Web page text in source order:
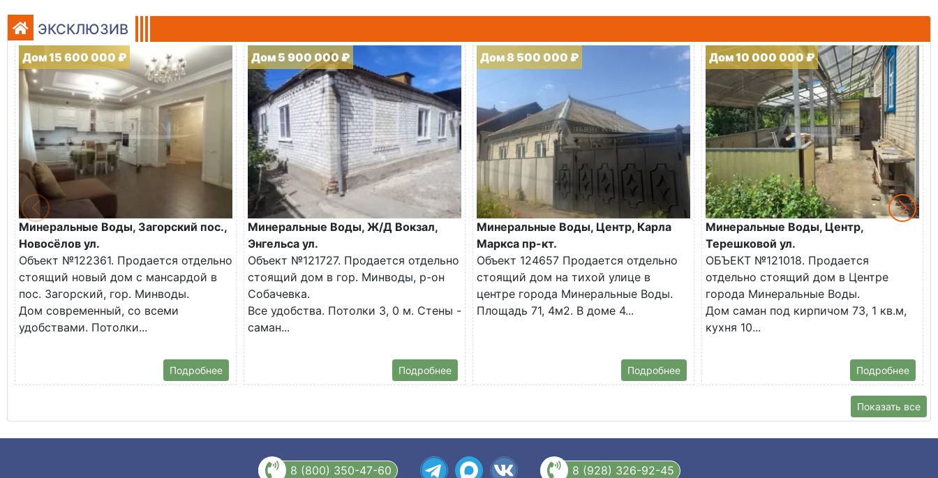
ЭКСКЛЮЗИВ
Дом 15 600 000 ₽
Минеральные Воды, Загорский пос.,
Новосёлов ул.
Объект №122361. Продается отдельно
стоящий новый дом с мансардой в
пос. Загорский, гор. Минводы.
Дом современный, со всеми
удобствами. Потолки...
Подробнее
Дом 5 900 000 ₽
Минеральные Воды, Ж/Д Вокзал,
Энгельса ул.
Объект №121727. Продается отдельно
стоящий дом в гор. Минводы, р-он
Собачевка.
Все удобства. Потолки 3, 0 м. Стены -
саман...
Подробнее
Дом 8 500 000 ₽
Минеральные Воды, Центр, Карла
Маркса пр-кт.
Объект 124657 Продается отдельно
стоящий дом на тихой улице в
центре города Минеральные Воды.
Площадь 71, 4м2. В доме 4...
Подробнее
Дом 10 000 000 ₽
Минеральные Воды, Центр,
Терешковой ул.
ОБЪЕКТ №121018. Продается
отдельно стоящий дом в Центре
города Минеральные Воды.
Дом саман под кирпичом 73, 1 кв.м,
кухня 10...
Подробнее
Показать все
8 (800) 350-47-60 8 (928) 326-92-45